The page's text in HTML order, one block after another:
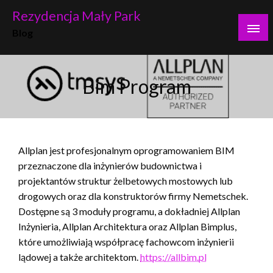
Rezydencja Mały Park
Bim Program
Allplan jest profesjonalnym oprogramowaniem BIM
przeznaczone dla inżynierów budownictwa i
projektantów struktur żelbetowych mostowych lub
drogowych oraz dla konstruktorów firmy Nemetschek.
Dostępne są 3 moduły programu, a dokładniej Allplan
Inżynieria, Allplan Architektura oraz Allplan Bimplus,
które umożliwiają współpracę fachowcom inżynierii
lądowej a także architektom.https://allbim.pl